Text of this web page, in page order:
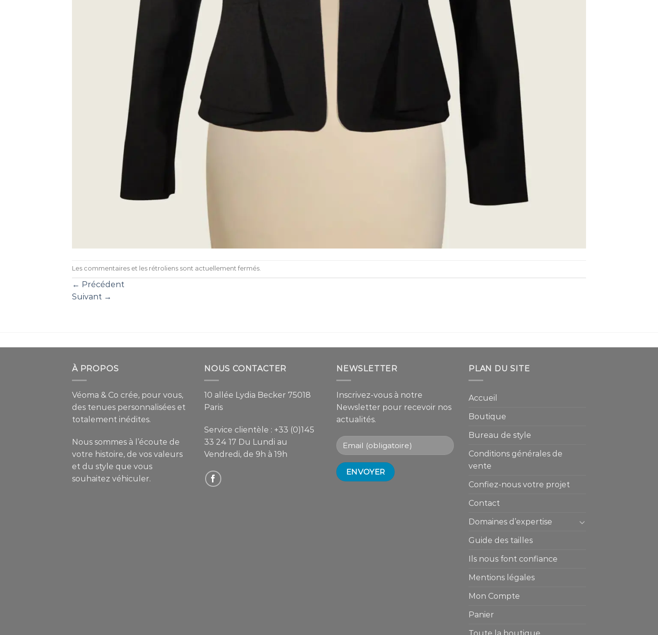
Les commentaires et les rétroliens sont actuellement fermés.
← Précédent
Suivant →
À PROPOS
Véoma & Co crée, pour vous,
des tenues personnalisées et
totalement inédites.
Nous sommes à l’écoute de
votre histoire, de vos valeurs
et du style que vous
souhaitez véhiculer.
NOUS CONTACTER
10 allée Lydia Becker 75018
Paris
Service clientèle : +33 (0)145
33 24 17 Du Lundi au
Vendredi, de 9h à 19h
NEWSLETTER
Inscrivez-vous à notre
Newsletter pour recevoir nos
actualités.
PLAN DU SITE
Accueil
Boutique
Bureau de style
Conditions générales de
vente
Confiez-nous votre projet
Contact
Domaines d’expertise
Guide des tailles
Ils nous font confiance
Mentions légales
Mon Compte
Panier